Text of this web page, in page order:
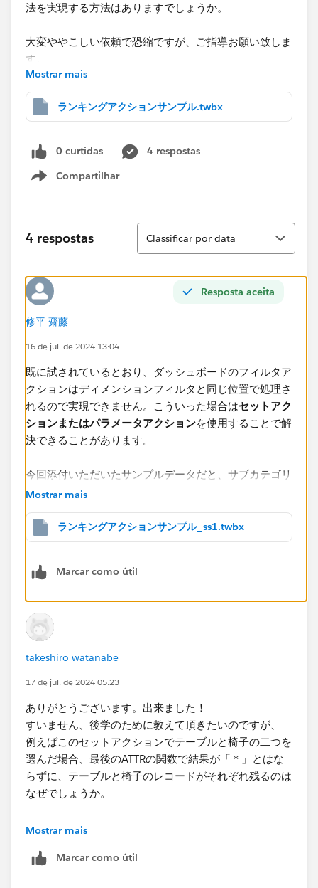
法を実現する方法はありますでしょうか。
大変ややこしい依頼で恐縮ですが、ご指導お願い致しま
す。
Mostrar mais
ランキングアクションサンプル.twbx
0 curtidas
4 respostas
Compartilhar
Show menu
4 respostas
Classificar
Classificar por data
Resposta aceita
修平 齋藤
16 de jul. de 2024 13:04
既に試されているとおり、ダッシュボードのフィルタア
クションはディメンションフィルタと同じ位置で処理さ
れるので実現できません。こういった場合はセットアク
ションまたはパラメータアクションを使用することで解
決できることがあります。
今回添付いただいたサンプルデータだと、サブカテゴリ
のセットを作成し、
このセットに該当するかどうかを表計算で判定する表計
算フィルタ用フィールドを作成します。
この計算フィールドをランキングシートのフィルタに設
置して真のみを保持し、
あとはダッシュボード上でセットアクションを設定しま
す。（既存のフィルタアクションは削除します）
Mostrar mais
ランキングアクションサンプル_ss1.twbx
Marcar como útil
takeshiro watanabe
17 de jul. de 2024 05:23
ありがとうございます。出来ました！
すいません、後学のために教えて頂きたいのですが、
例えばこのセットアクションでテーブルと椅子の二つを
選んだ場合、最後のATTRの関数で結果が「＊」とはな
らずに、テーブルと椅子のレコードがそれぞれ残るのは
なぜでしょうか。
サブカテゴリのディメンションで分けられた後に計算さ
仕組みなのは、何となく想像できるのですが、クエリパ
Mostrar mais
Marcar como útil